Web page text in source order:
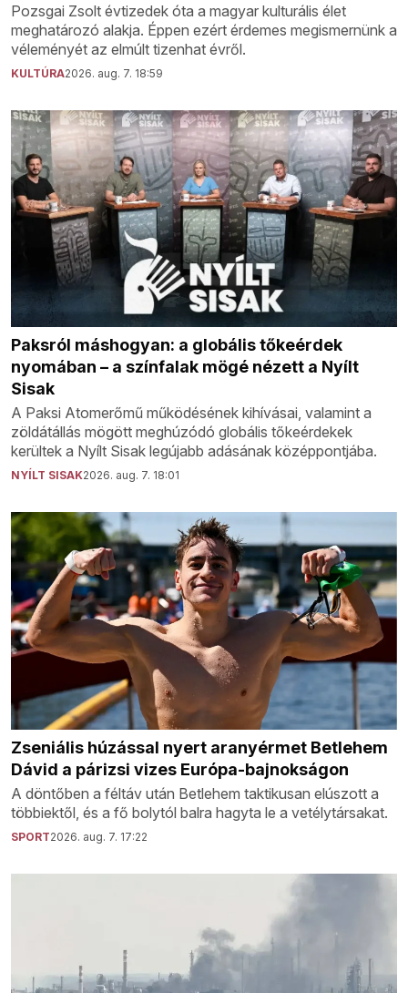
Pozsgai Zsolt évtizedek óta a magyar kulturális élet
meghatározó alakja. Éppen ezért érdemes megismernünk a
véleményét az elmúlt tizenhat évről.
KULTÚRA2026. aug. 7. 18:59
Paksról máshogyan: a globális tőkeérdek
nyomában – a színfalak mögé nézett a Nyílt
Sisak
A Paksi Atomerőmű működésének kihívásai, valamint a
zöldátállás mögött meghúzódó globális tőkeérdekek
kerültek a Nyílt Sisak legújabb adásának középpontjába.
NYÍLT SISAK2026. aug. 7. 18:01
Zseniális húzással nyert aranyérmet Betlehem
Dávid a párizsi vizes Európa-bajnokságon
A döntőben a féltáv után Betlehem taktikusan elúszott a
többiektől, és a fő bolytól balra hagyta le a vetélytársakat.
SPORT2026. aug. 7. 17:22